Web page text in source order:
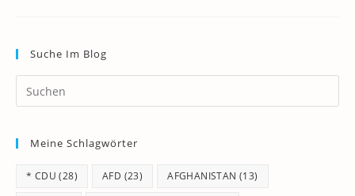
Suche Im Blog
Meine Schlagwörter
* CDU (28) AFD (23) AFGHANISTAN (13)